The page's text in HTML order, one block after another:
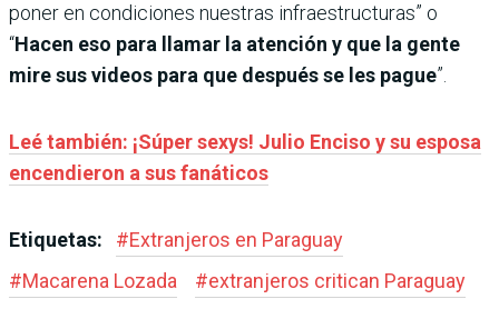
poner en condiciones nuestras infraestructuras” o
“Hacen eso para llamar la atención y que la gente
mire sus videos para que después se les pague”.
Leé también: ¡Súper sexys! Julio Enciso y su esposa
encendieron a sus fanáticos
Etiquetas: #Extranjeros en Paraguay
#Macarena Lozada #extranjeros critican Paraguay